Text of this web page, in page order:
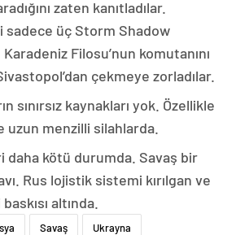
zaten kanıtladılar.
sadece üç Storm Shadow
Filosu’nun komutanını
çekmeye zorladılar.
sınırsız kaynakları yok. Özellikle
menzilli silahlarda.
daha kötü durumda. Savaş bir
Rus lojistik sistemi kırılgan ve
altında.
Savaş Ukrayna